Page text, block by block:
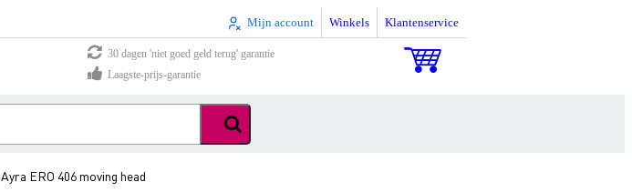
Mijn account Winkels Klantenservice
30 dagen 'niet goed geld terug' garantie
Laagste-prijs-garantie
Ayra ERO 406 moving head